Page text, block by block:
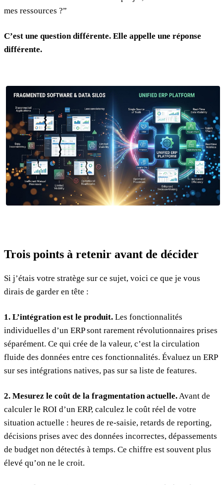
mes ressources ?”
C’est une question différente. Elle appelle une réponse
différente.
Trois points à retenir avant de décider
Si j’étais votre stratège sur ce sujet, voici ce que je vous
dirais de garder en tête :
1. L’intégration est le produit. Les fonctionnalités
individuelles d’un ERP sont rarement révolutionnaires prises
séparément. Ce qui crée de la valeur, c’est la circulation
fluide des données entre ces fonctionnalités. Évaluez un ERP
sur ses intégrations natives, pas sur sa liste de features.
2. Mesurez le coût de la fragmentation actuelle.Avant de
calculer le ROI d’un ERP, calculez le coût réel de votre
situation actuelle : heures de re-saisie, retards de reporting,
décisions prises avec des données incorrectes, dépassements
de budget non détectés à temps. Ce chiffre est souvent plus
élevé qu’on ne le croit.